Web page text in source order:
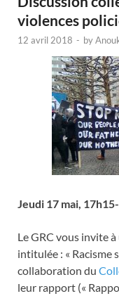
violences
12 avril 2018 - by
Jeudi 17 mai,
Le GRC vous invite
intitulée : « Racisme
collaboration du
leur rapport («